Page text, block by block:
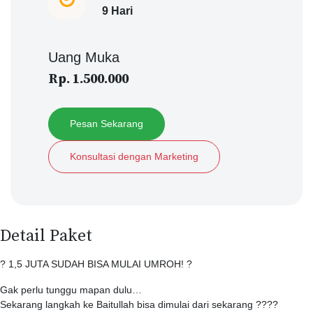
9 Hari
Uang Muka
Rp. 1.500.000
Pesan Sekarang
Konsultasi dengan Marketing
Detail Paket
? 1,5 JUTA SUDAH BISA MULAI UMROH! ?
Gak perlu tunggu mapan dulu…
Sekarang langkah ke Baitullah bisa dimulai dari sekarang ????